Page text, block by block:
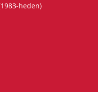
heden)